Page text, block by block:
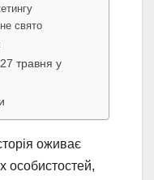
свято
травня у
оживає
особистостей,